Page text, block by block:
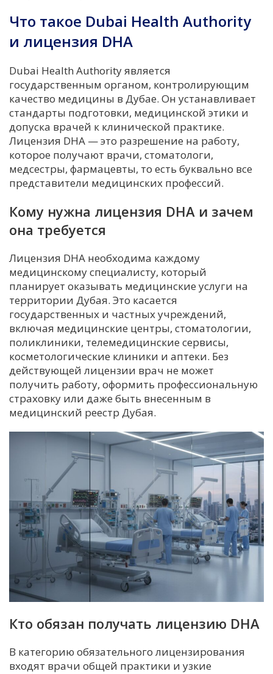
Что такое Dubai Health Authority
и лицензия DHA
Dubai Health Authority является
государственным органом, контролирующим
качество медицины в Дубае. Он устанавливает
стандарты подготовки, медицинской этики и
допуска врачей к клинической практике.
Лицензия DHA — это разрешение на работу,
которое получают врачи, стоматологи,
медсестры, фармацевты, то есть буквально все
представители медицинских профессий.
Кому нужна лицензия DHA и зачем
она требуется
Лицензия DHA необходима каждому
медицинскому специалисту, который
планирует оказывать медицинские услуги на
территории Дубая. Это касается
государственных и частных учреждений,
включая медицинские центры, стоматологии,
поликлиники, телемедицинские сервисы,
косметологические клиники и аптеки. Без
действующей лицензии врач не может
получить работу, оформить профессиональную
страховку или даже быть внесенным в
медицинский реестр Дубая.
Кто обязан получать лицензию DHA
В категорию обязательного лицензирования
входят врачи общей практики и узкие